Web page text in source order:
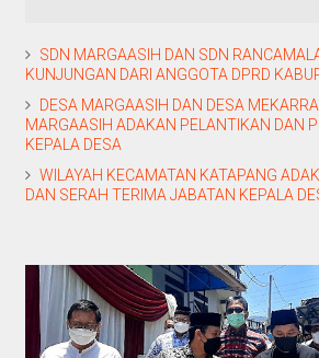
SDN MARGAASIH DAN SDN
KUNJUNGAN DARI ANGGOTA DPRD
DESA MARGAASIH DAN DESA
MARGAASIH ADAKAN PELANTIKAN DAN
KEPALA DESA
WILAYAH KECAMATAN KATAPANG
DAN SERAH TERIMA JABATAN KEPALA